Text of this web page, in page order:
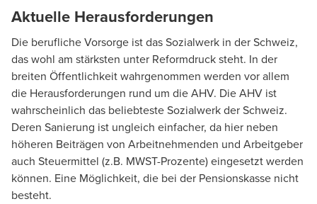
Aktuelle Herausforderungen
Die berufliche Vorsorge ist das Sozialwerk in der Schweiz,
das wohl am stärksten unter Reformdruck steht. In der
breiten Öffentlichkeit wahrgenommen werden vor allem
die Herausforderungen rund um die AHV. Die AHV ist
wahrscheinlich das beliebteste Sozialwerk der Schweiz.
Deren Sanierung ist ungleich einfacher, da hier neben
höheren Beiträgen von Arbeitnehmenden und Arbeitgeber
auch Steuermittel (z.B. MWST-Prozente) eingesetzt werden
können. Eine Möglichkeit, die bei der Pensionskasse nicht
besteht.